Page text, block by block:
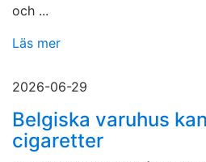
och ...
Läs mer
2026-06-29
Belgiska varuhus
cigaretter